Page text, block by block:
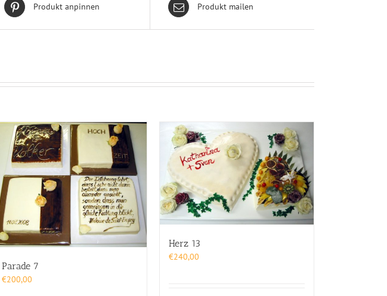
Produkt anpinnen Produkt mailen
Parade 7
€200,00
Herz 13
€240,00